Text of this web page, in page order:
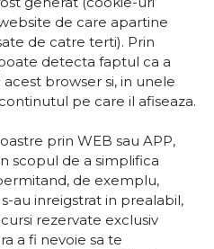
de care apartine
de catre terti). Prin
detecta faptul ca a
browser si, in unele
pe care il afiseaza.
prin WEB sau APP,
scopul de a simplifica
de exemplu,
au inreigstrat in prealabil,
rezervate exclusiv
a fi nevoie sa te